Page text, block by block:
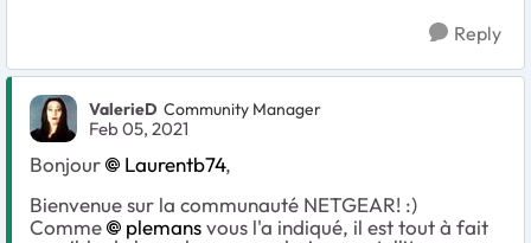
Reply
ValerieD Community Manager
Feb 05, 2021
Bonjour Laurentb74,
Bienvenue sur la communauté NETGEAR! :)
Comme
plemansvous l'a indiqué, il est tout à fait